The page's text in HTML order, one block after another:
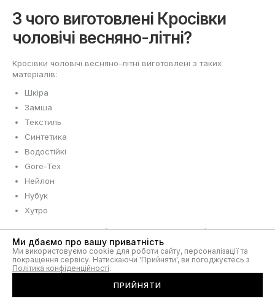
З чого виготовлені Кросівки
чоловічі весняно-літні?
Кросівки чоловічі весняно-літні виготовлені з таких
матеріалів:
Шкіра
Замша
Текстиль
Синтетика
Водостійкі
Gore-Tex
Нейлон
Нубук
Хутро
У яких розмірах доступні
кросівки чоловічі весняно-
літні?
Кросівки чоловічі весняно-літні є в наявності у розмірах:
Ми дбаємо про вашу приватність
Ми використовуємо cookie для роботи сайту, персоналізації та
покращення сервісу. Натискаючи 'Прийняти', ви погоджуєтесь з
Політика конфіденційності.
ПРИЙНЯТИ